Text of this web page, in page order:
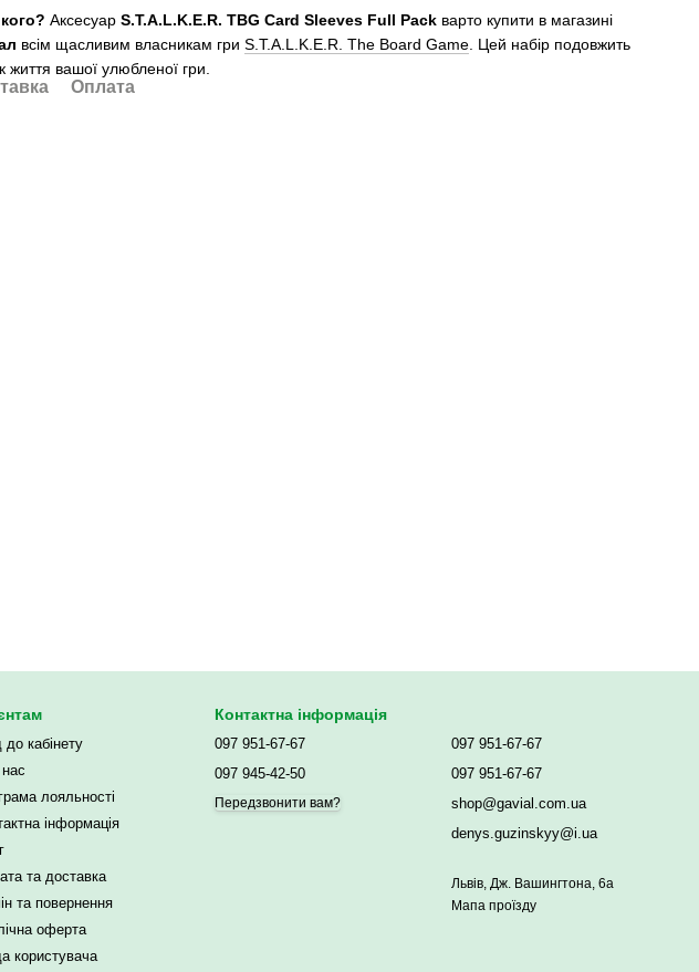
Аксесуар S.T.A.L.K.E.R. TBG Card Sleeves Full Pack варто купити в магазині
всім щасливим власникам гри S.T.A.L.K.E.R. The Board Game. Цей набір подовжить
життя вашої улюбленої гри.
Оплата
до кабінету
лояльності
інформація
та доставка
та повернення
оферта
користувача
Контактна інформація
097 951-67-67
097 945-42-50
Передзвонити вам?
097 951-67-67
097 951-67-67
shop@gavial.com.ua
denys.guzinskyy@i.ua
Львів, Дж. Вашингтона, 6а
Мапа проїзду